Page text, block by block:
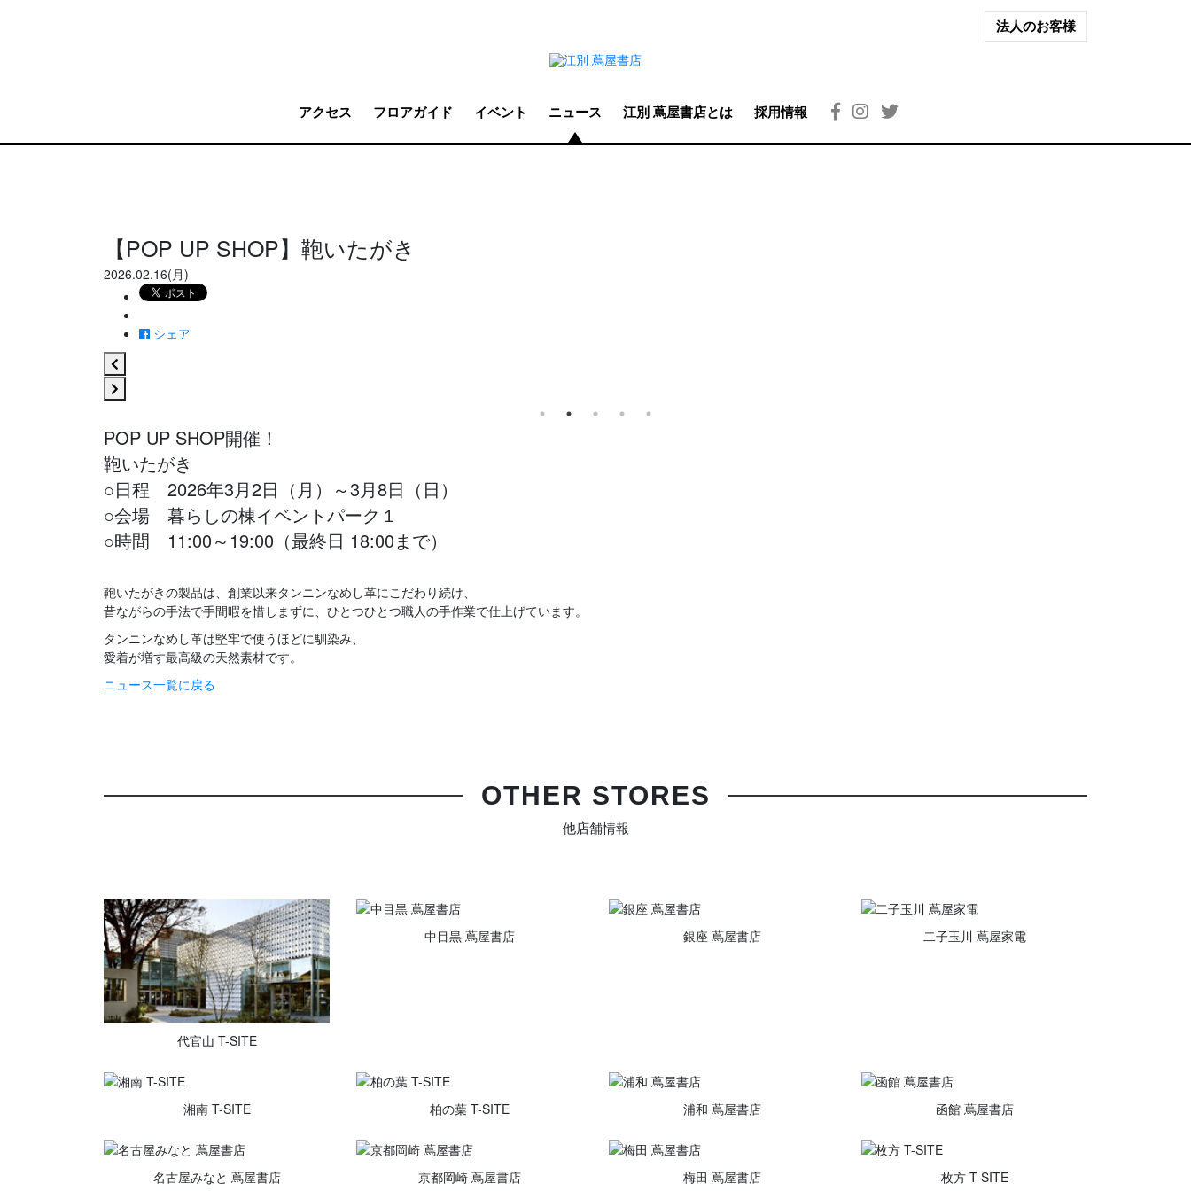
法人のお客様
アクセス フロアガイド イベント ニュース 江別 蔦屋書店とは 採用情報
【POP UP SHOP】鞄いたがき
2026.02.16(月)
シェア
POP UP SHOP開催！
鞄いたがき
○日程 2026年3月2日（月）～3月8日（日）
○会場 暮らしの棟イベントパーク１
○時間 11:00～19:00（最終日 18:00まで）
鞄いたがきの製品は、創業以来タンニンなめし革にこだわり続け、
昔ながらの手法で手間暇を惜しまずに、ひとつひとつ職人の手作業で仕上げています。
タンニンなめし革は堅牢で使うほどに馴染み、
愛着が増す最高級の天然素材です。
ニュース一覧に戻る
OTHER STORES
他店舗情報
代官山 T-SITE
中目黒 蔦屋書店 銀座 蔦屋書店 二子玉川 蔦屋家電
湘南 T-SITE 柏の葉 T-SITE 浦和 蔦屋書店 函館 蔦屋書店
名古屋みなと 蔦屋書店 京都岡崎 蔦屋書店 梅田 蔦屋書店 枚方 T-SITE